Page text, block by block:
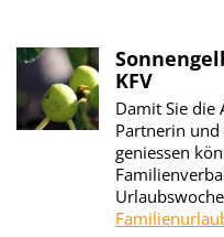
KFV
Damit Sie die
Partnerin
geniessen